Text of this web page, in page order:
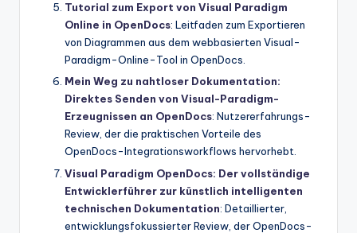
Tutorial zum Export von Visual Paradigm
Online in OpenDocs: Leitfaden zum Exportieren
von Diagrammen aus dem webbasierten Visual-
Paradigm-Online-Tool in OpenDocs.
Mein Weg zu nahtloser Dokumentation:
Direktes Senden von Visual-Paradigm-
Erzeugnissen an OpenDocs: Nutzererfahrungs-
Review, der die praktischen Vorteile des
OpenDocs-Integrationsworkflows hervorhebt.
Visual Paradigm OpenDocs: Der vollständige
Entwicklerführer zur künstlich intelligenten
technischen Dokumentation: Detaillierter,
entwicklungsfokussierter Review, der OpenDocs-